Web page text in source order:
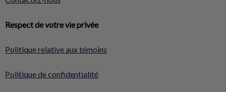
Respect de votre vie privée
Politique relative aux témoins
Politique de confidentialité